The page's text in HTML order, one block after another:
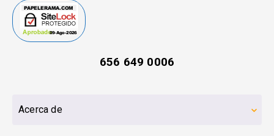
656 649 0006
Acerca de